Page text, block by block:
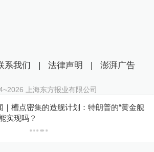
｜槽点密集的造舰计划：特朗普的“黄金舰
实现吗？
系我们 | 法律声明 | 澎湃广告
2026 上海东方报业有限公司
20170116 | 沪ICP备14003370号
信息服务许可证：31120170006
公网安备 31010602000299号